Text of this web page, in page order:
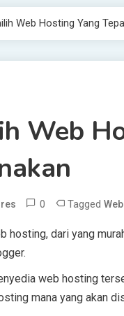
Web Hosting Yang
Web
0 Tagged
hosting, dari yang
web hosting
mana yang akan